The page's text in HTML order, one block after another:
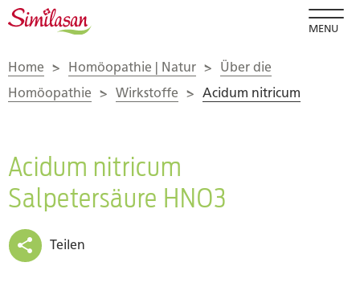
MENU
Home > Homöopathie | Natur >
Über die
Homöopathie > Wirkstoffe > Acidum nitricum
Acidum nitricum
Salpetersäure HNO3
Teilen